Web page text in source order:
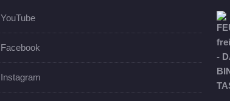
YouTube
Facebook
Instagram